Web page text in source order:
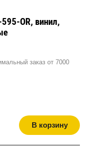
OR, винил,
заказ от 7000
В корзину